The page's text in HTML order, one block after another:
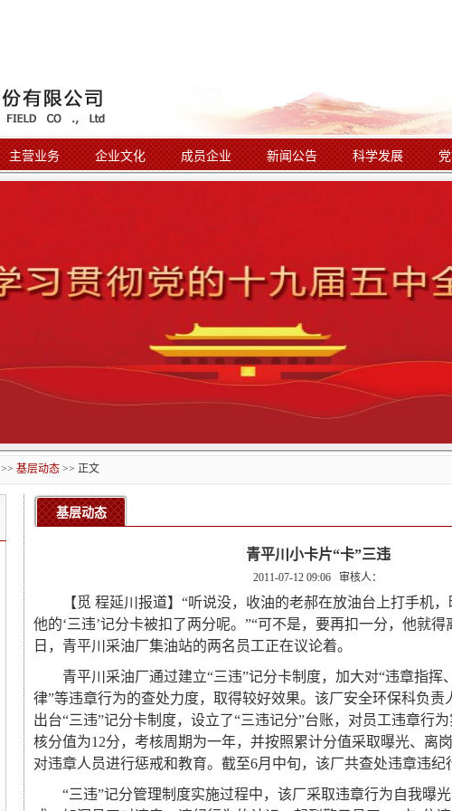
主营业务 企业文化 成员企业 新闻公告 科学发展
>> 基层动态 >> 正文
基层动态
青平川小卡片“卡”三违
2011-07-12 09:06 审核人：
【觅 程延川报道】“听说没，收油的老郝在放油台上打手机
他的‘三违’记分卡被扣了两分呢。”“可不是，要再扣一分，他就得
日，青平川采油厂集油站的两名员工正在议论着。
青平川采油厂通过建立“三违”记分卡制度，加大对“违章指挥
律”等违章行为的查处力度，取得较好效果。该厂安全环保科负责
出台“三违”记分卡制度，设立了“三违记分”台账，对员工违章行
核分值为12分，考核周期为一年，并按照累计分值采取曝光、离
对违章人员进行惩戒和教育。截至6月中旬，该厂共查处违章违纪
“三违”记分管理制度实施过程中，该厂采取违章行为自我曝